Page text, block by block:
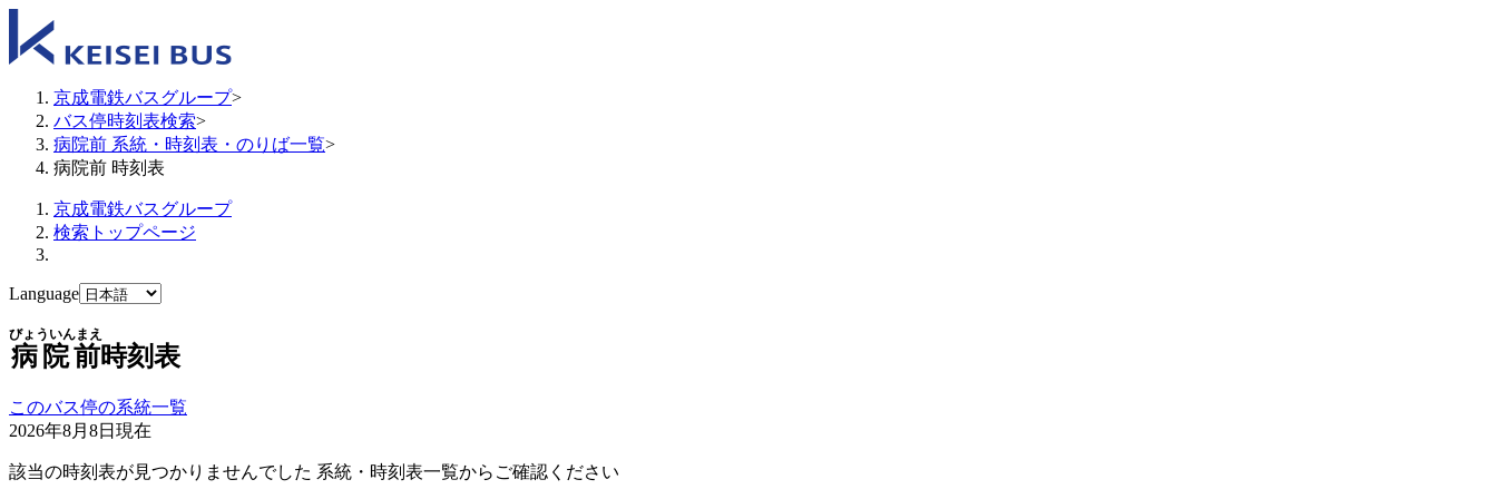
京成電鉄バスグループ>
バス停時刻表検索>
病院前 系統・時刻表・のりば一覧>
病院前 時刻表
京成電鉄バスグループ
検索トップページ
Language
病院前
びょういんまえ
時刻表
このバス停の系統一覧
2026年8月8日 現在
該当の時刻表が見つかりませんでした 系統・時刻表一覧からご確認ください